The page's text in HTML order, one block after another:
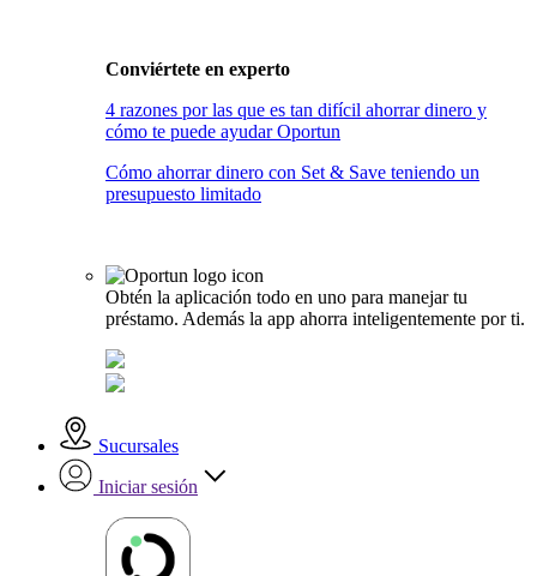
Conviértete en experto
4 razones por las que es tan difícil ahorrar dinero y
cómo te puede ayudar Oportun
Cómo ahorrar dinero con Set & Save teniendo un
presupuesto limitado
Obtén la aplicación todo en uno para manejar tu
préstamo. Además la app ahorra inteligentemente por ti.
Sucursales
Iniciar sesión